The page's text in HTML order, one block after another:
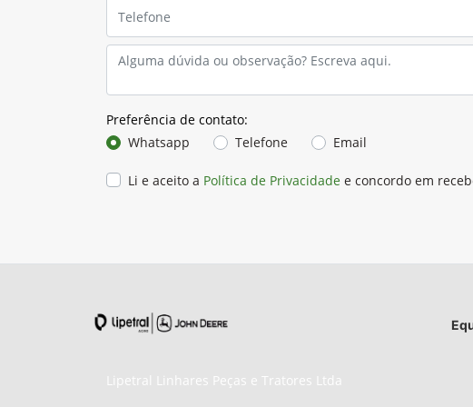
Preferência de contato:
Whatsapp
Telefone Email
Li e aceito a Política de Privacidade e concordo em
Lipetral Linhares Peças e Tratores Ltda